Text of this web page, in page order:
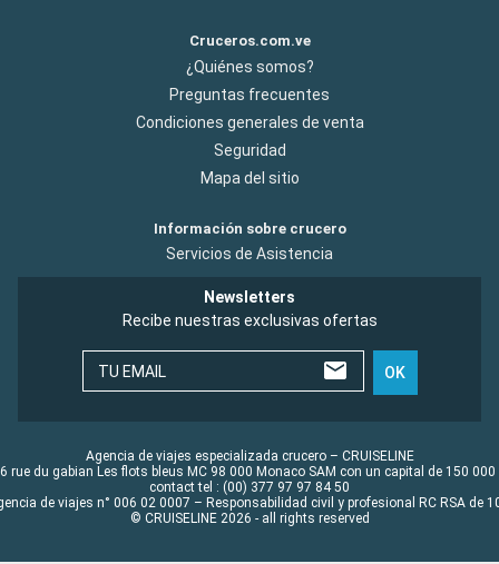
Cruceros.com.ve
¿Quiénes somos?
Preguntas frecuentes
Condiciones generales de venta
Seguridad
Mapa del sitio
Información sobre crucero
Servicios de Asistencia
Newsletters
Recibe nuestras exclusivas ofertas
TU EMAIL OK
Agencia de viajes especializada crucero – CRUISELINE
rue du gabian Les flots bleus MC 98 000 Monaco SAM con un capital de 150 000
contact tel : (00) 377 97 97 84 50
de viajes n° 006 02 0007 – Responsabilidad civil y profesional RC RSA de
© CRUISELINE 2026 - all rights reserved